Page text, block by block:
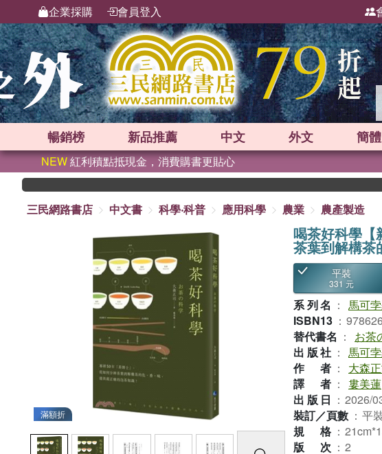
企業採購 會員登入
暢銷榜 新品推薦 中文 外文 簡體
NEW紅利積點抵現金，消費購書更貼心
三民網路書店
中文書 科學‧科普 應用科學 農業 農產製造
滿額折
喝茶好科學【
茶葉到解構茶
平裝
331 元
系列名 ： 馬可
ISBN13 ：
替代書名 ： お茶
出版社 ： 馬可
作者 ：
大森
譯者 ：
婁美蓮
出版日 ： 2026/
裝訂／頁數 ： 平
規格 ：
版次 ： 2